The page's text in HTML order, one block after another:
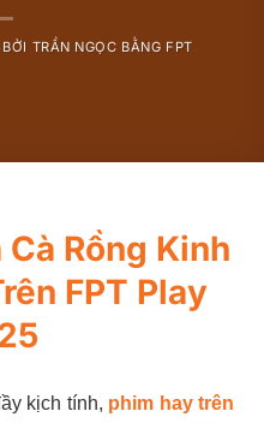
BỞI TRẦN NGỌC BẰNG FPT
Rồng Kinh
FPT Play
kịch tính, phim hay trên